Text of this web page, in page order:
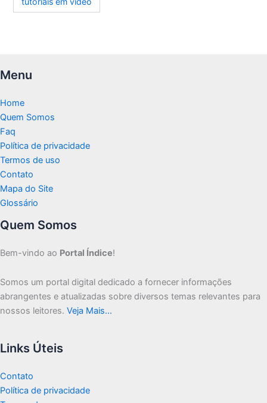
Menu
Home
Quem Somos
Faq
Política de privacidade
Termos de uso
Contato
Mapa do Site
Glossário
Quem Somos
Bem-vindo ao Portal Índice!
Somos um portal digital dedicado a fornecer informações
abrangentes e atualizadas sobre diversos temas relevantes para
nossos leitores. Veja Mais…
Links Úteis
Contato
Política de privacidade